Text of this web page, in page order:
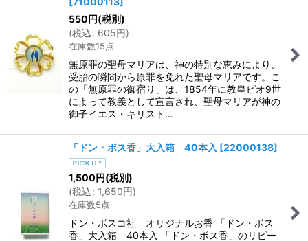
550 円(税別)
(税込: 605円)
在庫数15点
無原罪の聖母マリアは、神の特別な恵みにより、
受胎の瞬間から原罪を免れた聖母マリアです。こ
の「無原罪の御宿り」は、1854年に教皇ピオ9世
によって教義として宣言され、聖母マリアが神の
御子イエス・キリスト…
「ドン・ボス香」大入箱 40本入 [22000138]
1,500円(税別)
(税込: 1,650円)
在庫数5点
ドン・ボスコ社 オリジナルお香 「ドン・ボス
香」大入箱 40本入 「ドン・ボス香」のリピー